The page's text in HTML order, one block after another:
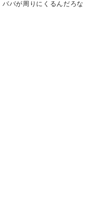
ババが周りにくるんだろな